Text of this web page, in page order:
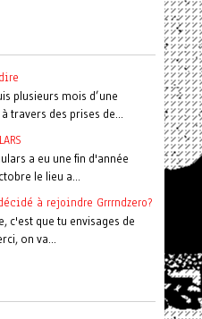
plusieurs mois d’une
travers des prises de...
a eu une fin d'année
le lieu a...
à rejoindre Grrrndzero?
c'est que tu envisages de
on va...